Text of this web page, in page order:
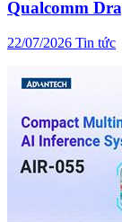
Qualcomm
22/07/2026 Tin tức